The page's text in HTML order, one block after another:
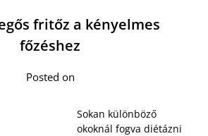
fritőz a kényelmes
főzéshez
Posted on
Sokan különböző
okoknál fogva diétázni